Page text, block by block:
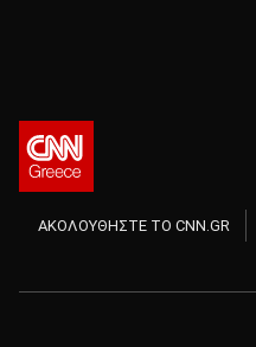
ΑΚΟΛΟΥΘΗΣΤΕ ΤΟ CNN.GR